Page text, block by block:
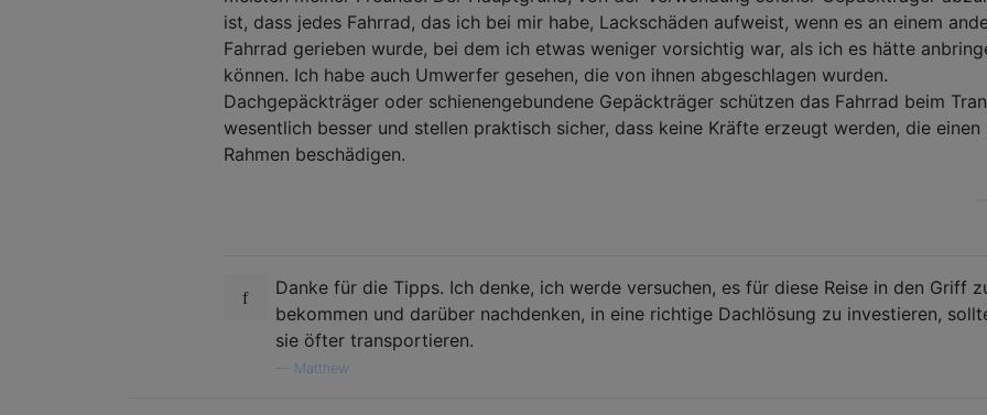
ist, dass jedes Fahrrad, das ich bei mir habe, Lackschäden aufweist, wenn es an einem
Fahrrad gerieben wurde, bei dem ich etwas weniger vorsichtig war, als ich es hätte
können. Ich habe auch Umwerfer gesehen, die von ihnen abgeschlagen wurden.
Dachgepäckträger oder schienengebundene Gepäckträger schützen das Fahrrad beim
wesentlich besser und stellen praktisch sicher, dass keine Kräfte erzeugt werden, die einen
Rahmen beschädigen.
Danke für die Tipps. Ich denke, ich werde versuchen, es für diese Reise in den Griff
bekommen und darüber nachdenken, in eine richtige Dachlösung zu investieren,
sie öfter transportieren.
Matthew